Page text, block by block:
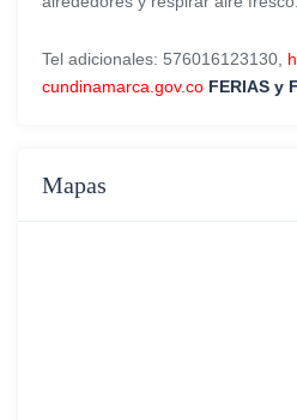
Tel adicionales: 576016123130,
cundinamarca.gov.co FERIAS y
Mapas